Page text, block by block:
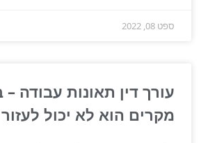
ספט 08, 2022
עורך דין תאונות עבודה –
מקרים הוא לא יכול